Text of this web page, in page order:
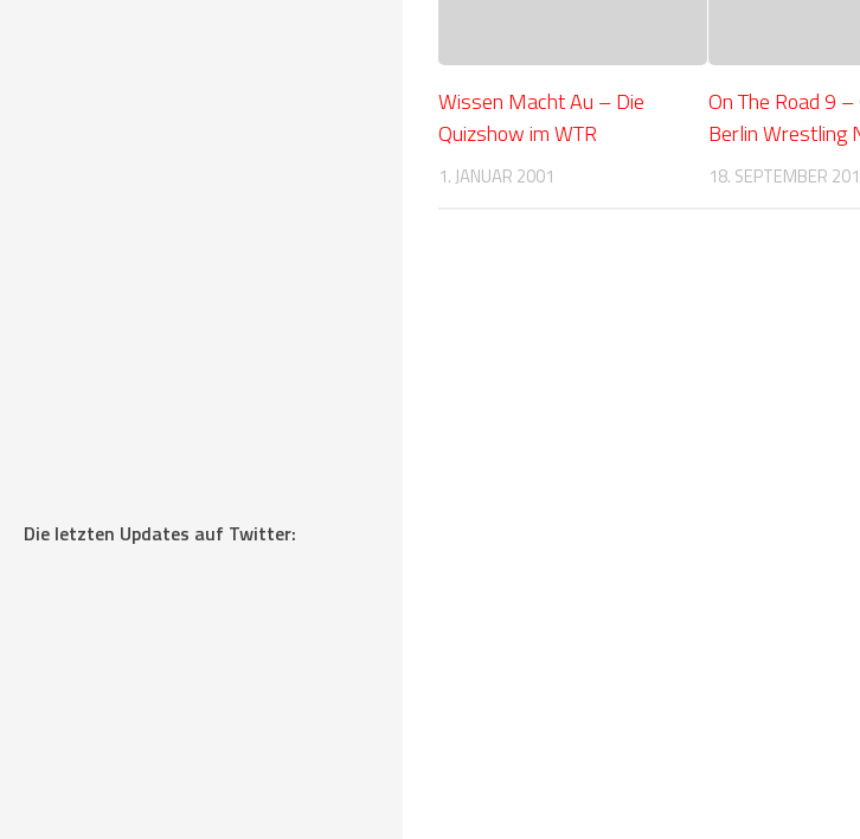
Wissen Macht Au – Die
Quizshow im WTR
1. JANUAR 2001
On The Road 9 –
Berlin Wrestling
18. SEPTEMBER
Die letzten Updates auf Twitter: